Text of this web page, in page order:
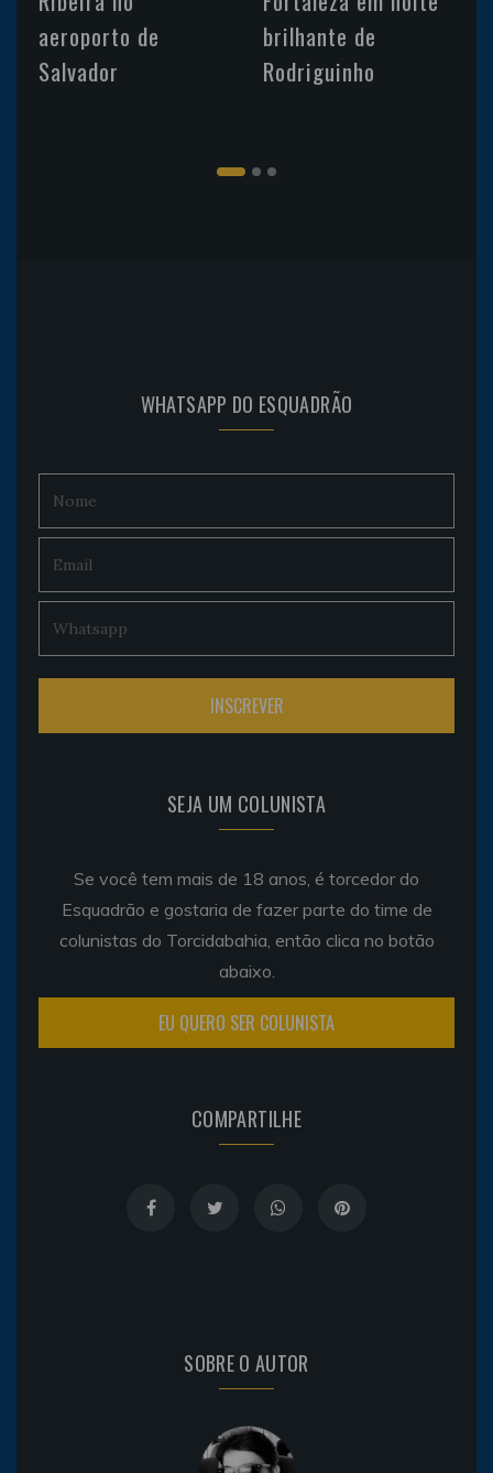
aeroporto de
Salvador
brilhante de
Rodriguinho
WHATSAPP DO ESQUADRÃO
SEJA UM COLUNISTA
Se você tem mais de 18 anos, é torcedor do
Esquadrão e gostaria de fazer parte do time de
colunistas do Torcidabahia, então clica no botão
abaixo.
EU QUERO SER COLUNISTA
COMPARTILHE
SOBRE O AUTOR